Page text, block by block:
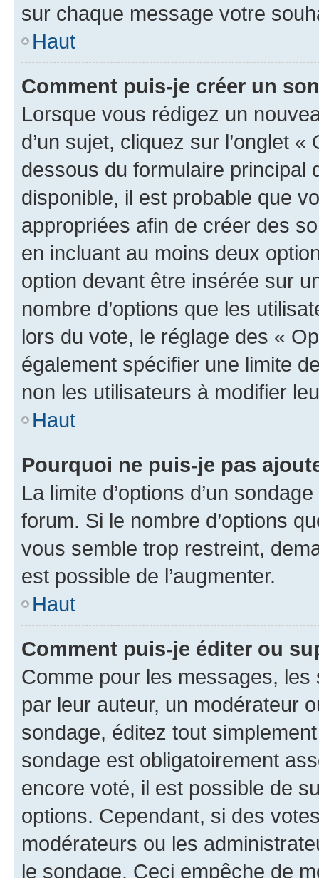
sur chaque message votre
Haut
Comment puis-je créer un
Lorsque vous rédigez un
d’un sujet, cliquez sur l’onglet
dessous du formulaire principal
disponible, il est probable que
appropriées afin de créer des
en incluant au moins deux
option devant être insérée sur
nombre d’options que les
lors du vote, le réglage des «
également spécifier une limite
non les utilisateurs à modifier
Haut
Pourquoi ne puis-je pas
La limite d’options d’un
forum. Si le nombre d’options
vous semble trop restreint,
est possible de l’augmenter.
Haut
Comment puis-je éditer ou
Comme pour les messages,
par leur auteur, un modérateur
sondage, éditez tout
sondage est obligatoirement
encore voté, il est possible de
options. Cependant, si des
modérateurs ou les
le sondage. Ceci empêche de